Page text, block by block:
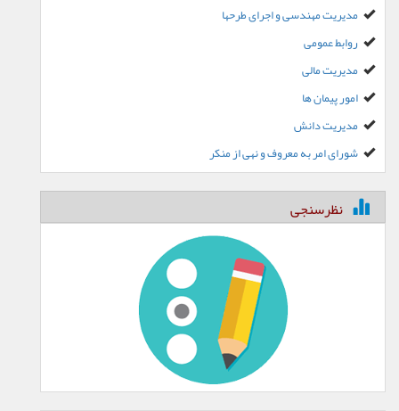
مدیریت مهندسی و اجرای طرحها
روابط عمومی
مدیریت مالی
امور پیمان ها
مدیریت دانش
شورای امر به معروف و نهی از منکر
نظرسنجی